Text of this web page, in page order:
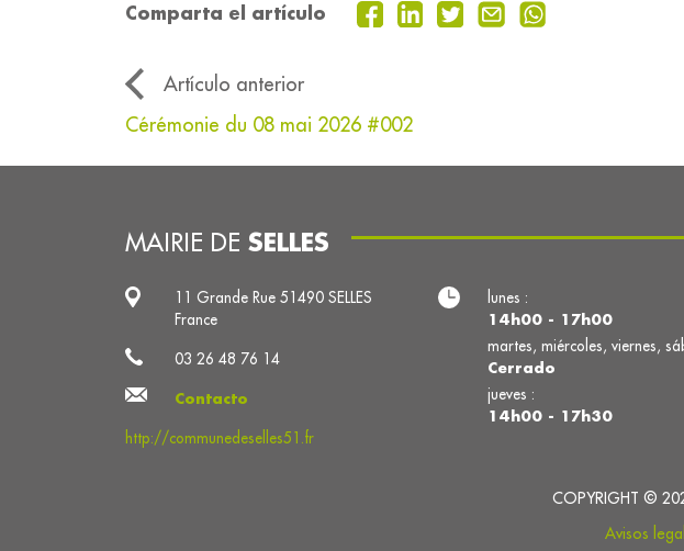
Comparta el artículo
Artículo anterior
Cérémonie du 08 mai 2026 #002
MAIRIE DE SELLES
11 Grande Rue 51490 SELLES
France
03 26 48 76 14
Contacto
http://communedeselles51.fr
lunes :
14h00 - 17h00
martes, miércoles, viernes,
Cerrado
jueves :
14h00 - 17h30
COPYRIGHT ©
Avisos